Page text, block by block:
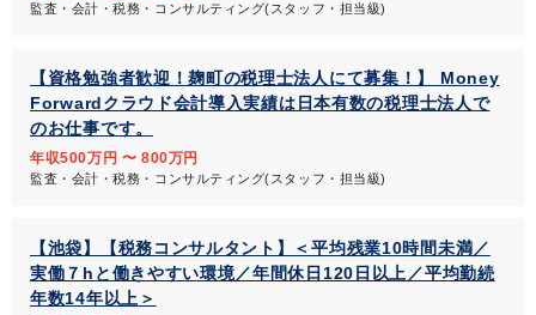
監査・会計・税務・コンサルティング(スタッフ・担当級)
【資格勉強者歓迎！麹町の税理士法人にて募集！】 Money
Forwardクラウド会計導入実績は日本有数の税理士法人で
のお仕事です。
年収500万円 〜 800万円
監査・会計・税務・コンサルティング(スタッフ・担当級)
【池袋】【税務コンサルタント】＜平均残業10時間未満／
実働７hと働きやすい環境／年間休日120日以上／平均勤続
年数14年以上＞